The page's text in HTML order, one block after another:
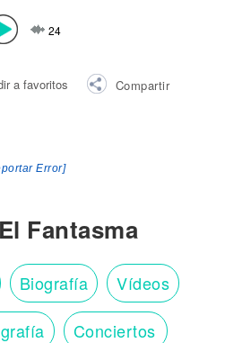
24
a favoritos Compartir
Error]
Fantasma
Biografía Vídeos
Conciertos